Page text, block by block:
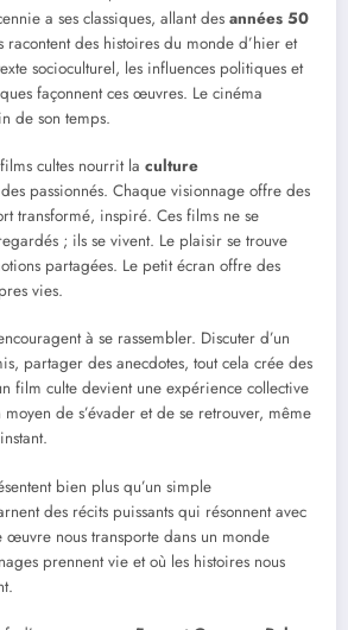
a ses classiques, allant des années 50
racontent des histoires du monde d’hier et
socioculturel, les influences politiques et
façonnent ces œuvres. Le cinéma
de son temps.
cultes nourrit la culture
des passionnés. Chaque visionnage offre des
transformé, inspiré. Ces films ne se
; ils se vivent. Le plaisir se trouve
partagées. Le petit écran offre des
vies.
à se rassembler. Discuter d’un
partager des anecdotes, tout cela crée des
film culte devient une expérience collective
moyen de s’évader et de se retrouver, même
bien plus qu’un simple
des récits puissants qui résonnent avec
œuvre nous transporte dans un monde
prennent vie et où les histoires nous